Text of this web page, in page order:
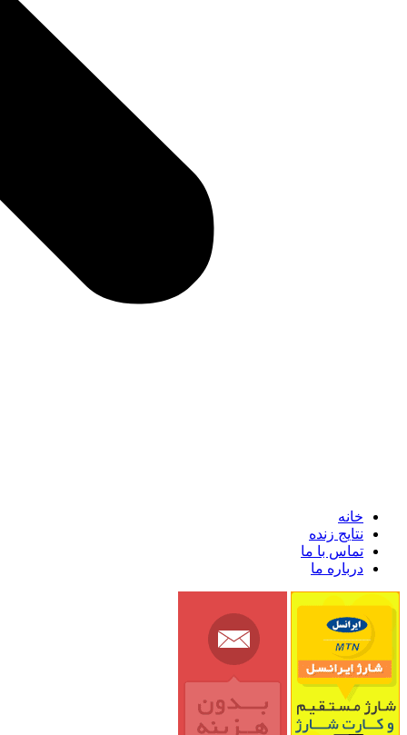
خانه
نتایج زنده
تماس با ما
درباره ما